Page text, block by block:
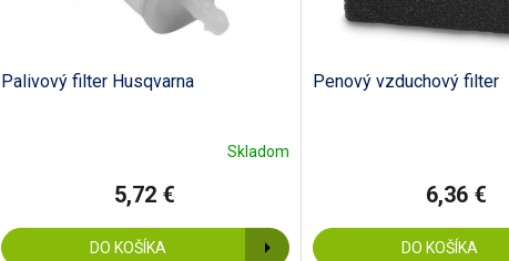
Palivový filter Husqvarna
Skladom
5,72 €
DO KOŠÍKA
Penový vzduchový filter
6,36 €
DO KOŠÍKA